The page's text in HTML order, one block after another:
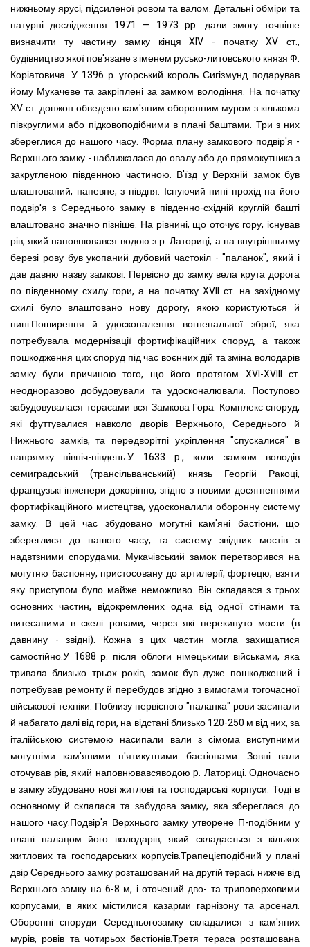
нижньому ярусі, підсиленої ровом та валом. Детальні обміри та
натурні дослідження 1971 — 1973 pp. дали змогу точніше
визначити ту частину замку кінця XIV - початку XV ст.,
будівництво якої пов'язане з іменем русько-литовського князя Ф.
Коріатовича. У 1396 р. угорський король Сигізмунд подарував
йому Мукачеве та закріплені за замком володіння. На початку
XV ст. донжон обведено кам'яним оборонним муром з кількома
півкруглими або підковоподібними в плані баштами. Три з них
збереглися до нашого часу. Форма плану замкового подвір'я -
Верхнього замку - наближалася до овалу або до прямокутника з
закругленою південною частиною. В'їзд у Верхній замок був
влаштований, напевне, з півдня. Існуючий нині прохід на його
подвір'я з Середнього замку в південно-східній круглій башті
влаштовано значно пізніше. На рівнині, що оточує гору, існував
рів, який наповнювався водою з р. Латориці, а на внутрішньому
березі рову був укопаний дубовий частокіл - "паланок", який і
дав давню назву замкові. Первісно до замку вела крута дорога
по південному схилу гори, а на початку XVII ст. на західному
схилі було влаштовано нову дорогу, якою користуються й
нині.Поширення й удосконалення вогнепальної зброї, яка
потребувала модернізації фортифікаційних споруд, а також
пошкодження цих споруд під час воєнних дій та зміна володарів
замку були причиною того, що його протягом XVI-XVIII ст.
неодноразово добудовували та удосконалювали. Поступово
забудовувалася терасами вся Замкова Гора. Комплекс споруд,
які футтувалися навколо дворів Верхнього, Середнього й
Нижнього замків, та передворітпі укріплення "спускалися" в
напрямку північ-південь.У 1633 p., коли замком володів
семиградський (трансільванський) князь Георгій Ракоці,
французькі інженери докорінно, згідно з новими досягненнями
фортифікаційного мистецтва, удосконалили оборонну систему
замку. В цей час збудовано могутні кам'яні бастіони, що
збереглися до нашого часу, та систему звідних мостів з
надвтзними спорудами. Мукачівський замок перетворився на
могутню бастіонну, пристосовану до артилерії, фортецю, взяти
яку приступом було майже неможливо. Він складався з трьох
основних частин, відокремлених одна від одної стінами та
витесаними в скелі ровами, через які перекинуто мости (в
давнину - звідні). Кожна з цих частин могла захищатися
самостійно.У 1688 р. після облоги німецькими військами, яка
тривала близько трьох років, замок був дуже пошкоджений і
потребував ремонту й перебудов згідно з вимогами тогочасної
військової техніки. Поблизу первісного "паланка" рови засипали
й набагато далі від гори, на відстані близько 120-250 м від них, за
італійською системою насипали вали з сімома виступними
могутніми кам'яними п'ятикутними бастіонами. Зовні вали
оточував рів, який наповнювавсяводою p. Латориці. Одночасно
в замку збудовано нові житлові та господарські корпуси. Тоді в
основному й склалася та забудова замку, яка збереглася до
нашого часу.Подвір'я Верхнього замку утворене П-подібним у
плані палацом його володарів, який складається з кількох
житлових та господарських корпусів.Трапецієподібний у плані
двір Середнього замку розташований на другій терасі, нижче від
Верхнього замку на 6-8 м, і оточений дво- та триповерховими
корпусами, в яких містилися казарми гарнізону та арсенал.
Оборонні споруди Середньогозамку складалися з кам'яних
мурів, ровів та чотирьох бастіонів.Третя тераса розташована